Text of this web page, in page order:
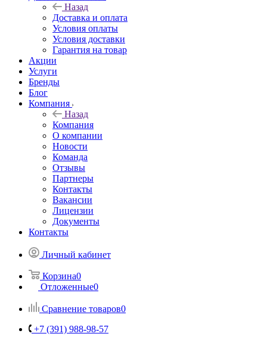
Назад
Доставка и оплата
Условия оплаты
Условия доставки
Гарантия на товар
Акции
Услуги
Бренды
Блог
Компания
Назад
Компания
О компании
Новости
Команда
Отзывы
Партнеры
Контакты
Вакансии
Лицензии
Документы
Контакты
Личный кабинет
Корзина0
Отложенные0
Сравнение товаров0
+7 (391) 988-98-57